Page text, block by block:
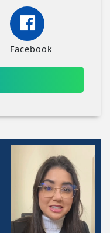
Facebook